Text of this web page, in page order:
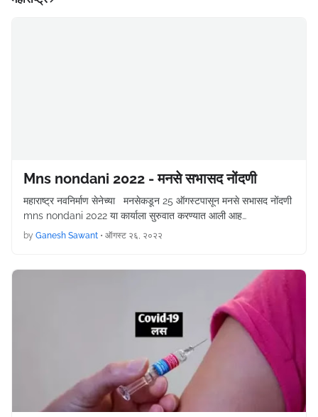
Mns nondani 2022 - मनसे सभासद नोंदणी
महाराष्ट्र नवनिर्माण सेनेच्या मनसेकडून 25 ऑगस्टपासून मनसे सभासद नोंदणी
mns nondani 2022 या कार्याला सुरुवात करण्यात आली आह…
by Ganesh Sawant • ऑगस्ट २६, २०२२